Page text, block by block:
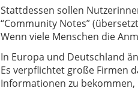
Stattdessen sollen
“Community Notes”
Wenn viele Menschen die
In Europa und Deutschland
Es verpflichtet große Firmen
Informationen zu bekommen,